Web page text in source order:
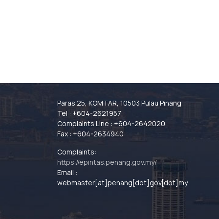
Paras 25, KOMTAR, 10503 Pulau Pinang
Tel : +604-2621957
Complaints Line : +604-2642020
Fax : +604-2634940
Complaints:
https://epintas.penang.gov.my/
Email :
webmaster[at]penang[dot]gov[dot]my